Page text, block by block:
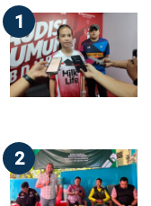
1
2